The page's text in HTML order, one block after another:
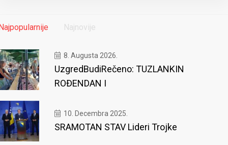
Najnovije
8. Augusta 2026.
UzgredBudiRečeno: TUZLANKIN
ROĐENDAN I
10. Decembra 2025.
SRAMOTAN STAV Lideri Trojke